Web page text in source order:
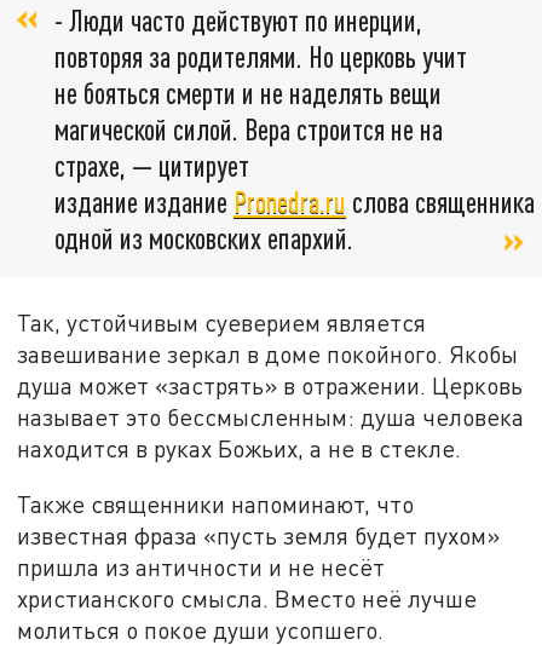
- Люди часто действуют по инерции,
повторяя за родителями. Но церковь учит
не бояться смерти и не наделять вещи
магической силой. Вера строится не на
страхе, — цитирует
издание издание Pronedra.ru слова священника
одной из московских епархий.
Так, устойчивым суеверием является
завешивание зеркал в доме покойного. Якобы
душа может «застрять» в отражении. Церковь
называет это бессмысленным: душа человека
находится в руках Божьих, а не в стекле.
Также священники напоминают, что
известная фраза «пусть земля будет пухом»
пришла из античности и не несёт
христианского смысла. Вместо неё лучше
молиться о покое души усопшего.